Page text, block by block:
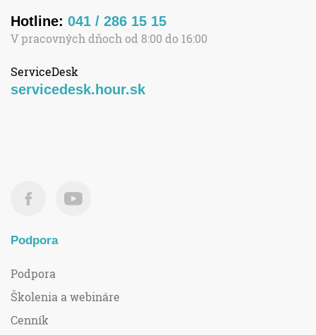
Hotline: 041 / 286 15 15
V pracovných dňoch od 8:00 do 16:00
ServiceDesk
servicedesk.hour.sk
Podpora
Podpora
Školenia a webináre
Cenník